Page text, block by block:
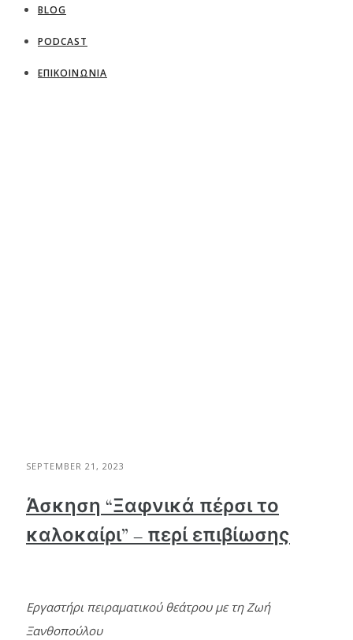
BLOG
PODCAST
ΕΠΙΚΟΙΝΩΝΙΑ
SEPTEMBER 21, 2023
Άσκηση “Ξαφνικά πέρσι το
καλοκαίρι” – περί επιβίωσης
Εργαστήρι πειραματικού θεάτρου με τη Ζωή
Ξανθοπούλου